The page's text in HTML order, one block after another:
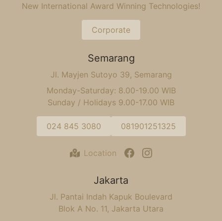
New International Award Winning Technologies!
Corporate
Semarang
Jl. Mayjen Sutoyo 39, Semarang
Monday-Saturday: 8.00-19.00 WIB
Sunday / Holidays 9.00-17.00 WIB
024 845 3080 081901251325
Location
Jakarta
Jl. Pantai Indah Kapuk Boulevard
Blok A No. 11, Jakarta Utara